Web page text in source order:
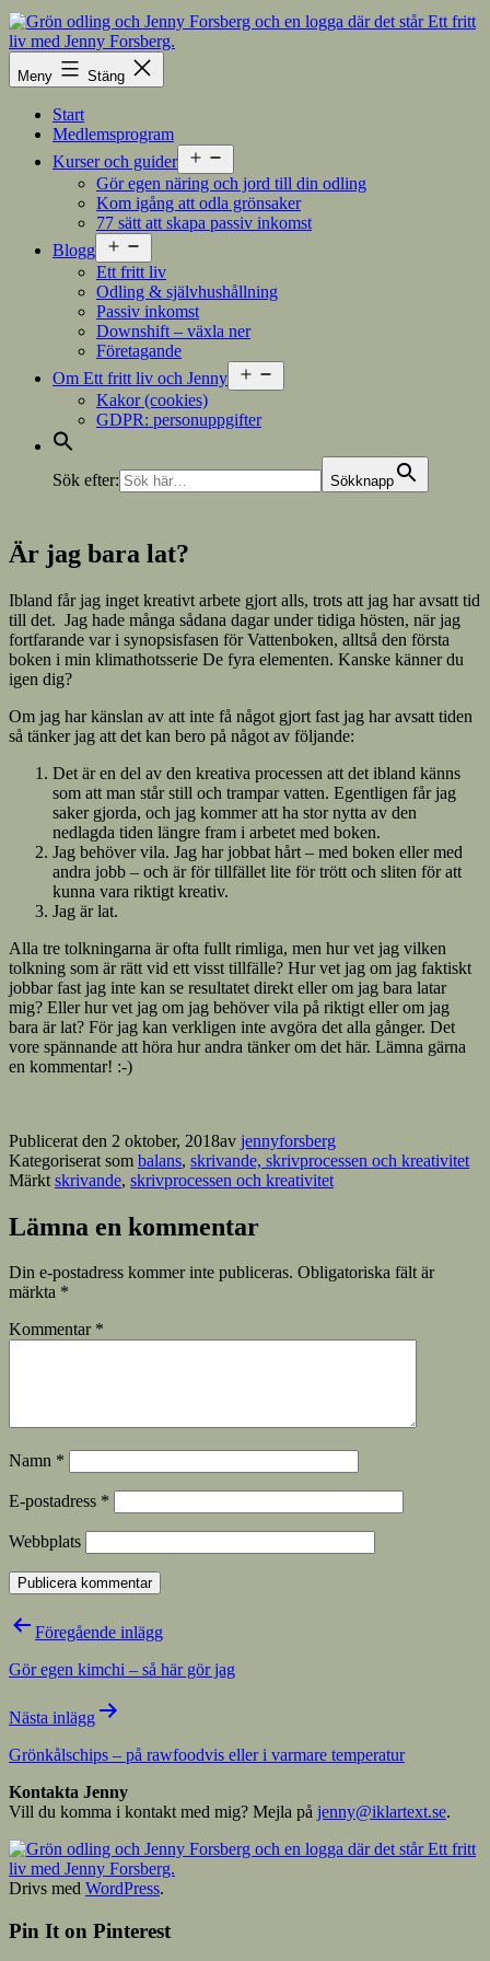
Hoppa
till
innehåll
Meny Stäng
Start
Medlemsprogram
Kurser och guider
meny
Gör egen näring och jord till din odling
Kom igång att odla grönsaker
77 sätt att skapa passiv inkomst
Blogg
meny
Ett fritt liv
Odling & självhushållning
Passiv inkomst
Downshift – växla ner
Företagande
Om Ett fritt liv och Jenny
meny
Kakor (cookies)
GDPR: personuppgifter
Sök efter: Sökknapp
Är jag bara lat?
Ibland får jag inget kreativt arbete gjort alls, trots att jag har avsatt tid
till det. Jag hade många sådana dagar under tidiga hösten, när jag
fortfarande var i synopsisfasen för Vattenboken, alltså den första
boken i min klimathotsserie De fyra elementen. Kanske känner du
igen dig?
Om jag har känslan av att inte få något gjort fast jag har avsatt tiden
så tänker jag att det kan bero på något av följande:
Det är en del av den kreativa processen att det ibland känns
som att man står still och trampar vatten. Egentligen får jag
saker gjorda, och jag kommer att ha stor nytta av den
nedlagda tiden längre fram i arbetet med boken.
Jag behöver vila. Jag har jobbat hårt – med boken eller med
andra jobb – och är för tillfället lite för trött och sliten för att
kunna vara riktigt kreativ.
Jag är lat.
Alla tre tolkningarna är ofta fullt rimliga, men hur vet jag vilken
tolkning som är rätt vid ett visst tillfälle? Hur vet jag om jag faktiskt
jobbar fast jag inte kan se resultatet direkt eller om jag bara latar
mig? Eller hur vet jag om jag behöver vila på riktigt eller om jag
bara är lat? För jag kan verkligen inte avgöra det alla gånger. Det
vore spännande att höra hur andra tänker om det här. Lämna gärna
en kommentar! :-)
Publicerat den 2 oktober, 2018av jennyforsberg
Kategoriserat som balans, skrivande, skrivprocessen och kreativitet
Märkt skrivande, skrivprocessen och kreativitet
Lämna en kommentar
Din e-postadress kommer inte publiceras. Obligatoriska fält är
märkta *
Kommentar *
Namn *
E-postadress *
Webbplats
Inläggsnavigering
Föregående inlägg
Gör egen kimchi – så här gör jag
Nästa inlägg
Grönkålschips – på rawfoodvis eller i varmare temperatur
Kontakta Jenny
Vill du komma i kontakt med mig? Mejla på jenny@iklartext.se.
Drivs med WordPress.
Pin It on Pinterest